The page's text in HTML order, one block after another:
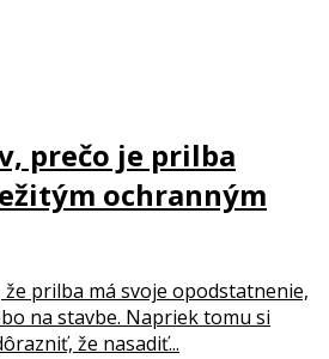
prečo je prilba
ochranným
že prilba má svoje opodstatnenie,
na stavbe. Napriek tomu si
že nasadiť...